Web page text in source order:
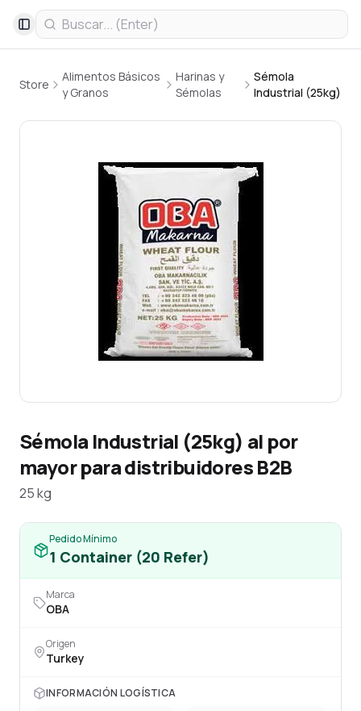
Toggle Sidebar
Store
Alimentos Básicos
y Granos
Harinas y
Sémolas
Sémola
Industrial (25kg)
Sémola Industrial (25kg) al por
mayor para distribuidores B2B
25 kg
Pedido Mínimo
1 Container (20 Refer)
Marca
OBA
Origen
Turkey
INFORMACIÓN LOGÍSTICA